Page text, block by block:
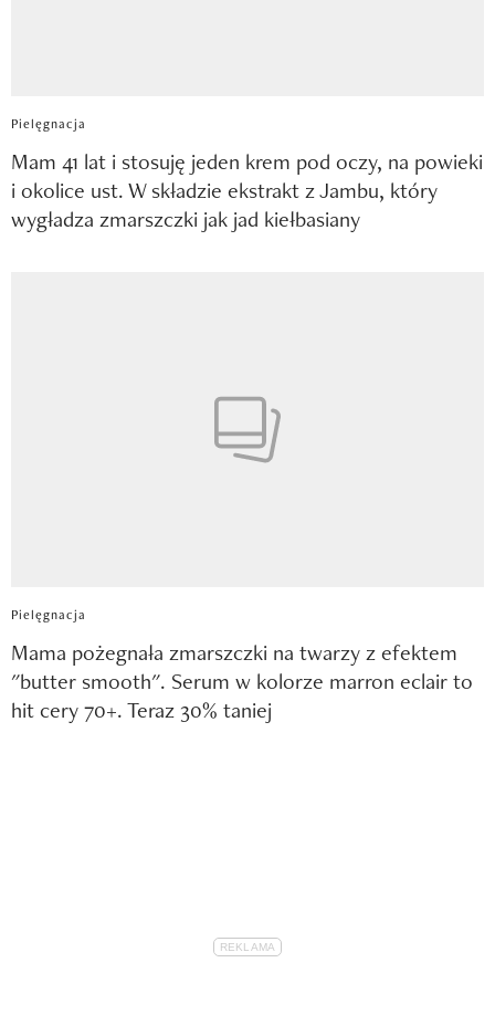
Pielęgnacja
Mam 41 lat i stosuję jeden krem pod oczy, na powieki
i okolice ust. W składzie ekstrakt z Jambu, który
wygładza zmarszczki jak jad kiełbasiany
Pielęgnacja
Mama pożegnała zmarszczki na twarzy z efektem
"butter smooth". Serum w kolorze marron eclair to
hit cery 70+. Teraz 30% taniej